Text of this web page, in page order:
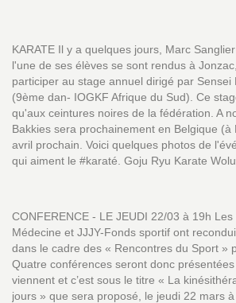
KARATE Il y a quelques jours, Marc
l'une de ses élèves se sont rendus à
participer au stage annuel dirigé par Sensei
(9ème dan- IOGKF Afrique du Sud). Ce
qu'aux ceintures noires de la fédération. A
Bakkies sera prochainement en Belgique (à
avril prochain. Voici quelques photos de
qui aiment le #karaté. Goju Ryu Karate
CONFERENCE - LE JEUDI 22/03 à 19h
Médecine et JJJY-Fonds sportif ont
dans le cadre des « Rencontres du Sport »
Quatre conférences seront donc
viennent et c’est sous le titre « La
jours » que sera proposé, le jeudi 22 mars